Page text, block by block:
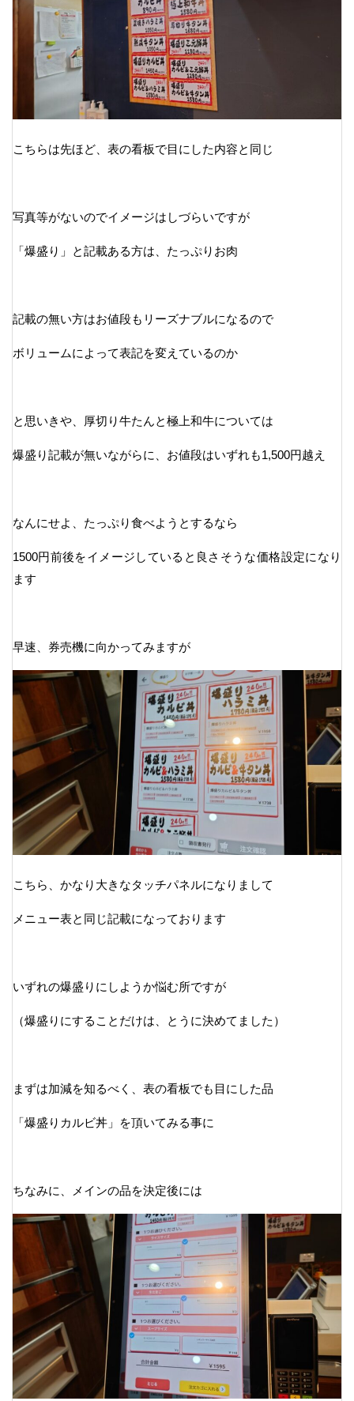
こちらは先ほど、表の看板で目にした内容と同じ
写真等がないのでイメージはしづらいですが
「爆盛り」と記載ある方は、たっぷりお肉
記載の無い方はお値段もリーズナブルになるので
ボリュームによって表記を変えているのか
と思いきや、厚切り牛たんと極上和牛については
爆盛り記載が無いながらに、お値段はいずれも1,500円越え
なんにせよ、たっぷり食べようとするなら
1500円前後をイメージしていると良さそうな価格設定になり
ます
早速、券売機に向かってみますが
こちら、かなり大きなタッチパネルになりまして
メニュー表と同じ記載になっております
いずれの爆盛りにしようか悩む所ですが
（爆盛りにすることだけは、とうに決めてました）
まずは加減を知るべく、表の看板でも目にした品
「爆盛りカルビ丼」を頂いてみる事に
ちなみに、メインの品を決定後には